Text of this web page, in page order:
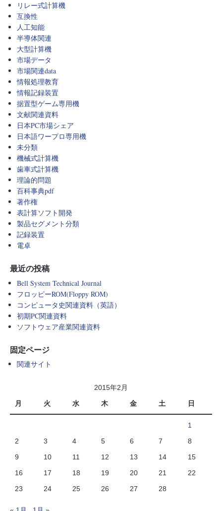
リレー式計算機
互換性
人工知能
半導体関連
大型計算機
市場データ
市場関連data
情報処理教育
情報記録装置
据置型ゲーム専用機
文献関連資料
日本PC市場シェア
日本語ワープロ専用機
未分類
機械式計算機
歯車式計算機
理論的問題
百科事典pdf
著作権
表計算ソフト開発
製品セグメント分類
記録装置
電卓
最近の投稿
Bell System Technical Journal
フロッピーROM(Floppy ROM)
コンピュータ史関連資料（英語）
初期PC関連資料
ソフトウェア産業関連資料
固定ページ
関連サイト
2015年2月
月
火 水 木 金 土 日
1
2
3 4 5 6 7
8
9
10 11 12 13 14
15
16
17 18 19 20 21
22
23
24 25 26 27 28